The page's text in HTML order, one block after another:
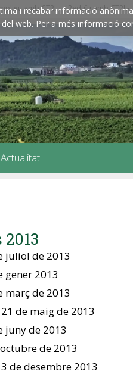
i recabar informació
web. Per a més informació
amb CTRL+ / Reduïu amb CTRL-
Actualitat
juliol de 2013
gener 2013
març de 2013
de maig de 2013
juny de 2013
de 2013
de desembre 2013